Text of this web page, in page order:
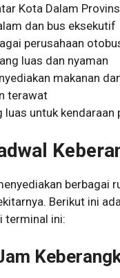
Kota Dalam
dan bus eksekutif
perusahaan
luas dan nyaman
makanan
terawat
luas untuk kendaraan
berbagai
Berikut ini
terminal ini: